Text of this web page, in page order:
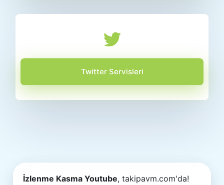
Twitter Servisleri
İzlenme Kasma Youtube, takipavm.com'da!